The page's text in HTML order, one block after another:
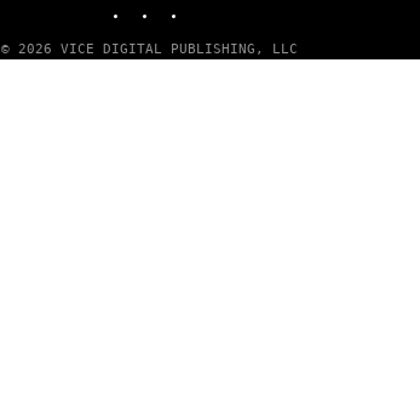
© 2026 VICE DIGITAL PUBLISHING, LLC